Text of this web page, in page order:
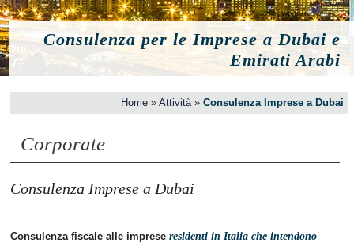
Consulenza per le Imprese a Dubai e
Emirati Arabi
Home »Attività »Consulenza Imprese a Dubai
Corporate
Consulenza Imprese a Dubai
Consulenza fiscale alle imprese residenti in Italia che intendono